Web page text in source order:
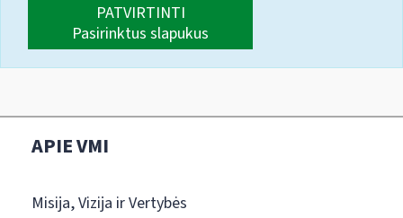
PATVIRTINTI
Pasirinktus slapukus
APIE VMI
Misija, Vizija ir Vertybės